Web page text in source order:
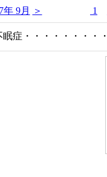
年 9月 ＞ 1
症・・・・・・・・・